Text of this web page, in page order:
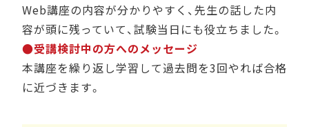
Web講座の内容が分かりやすく、先生の話した内
容が頭に残っていて、試験当日にも役立ちました。
●受講検討中の方へのメッセージ
本講座を繰り返し学習して過去問を3回やれば合格
に近づきます。